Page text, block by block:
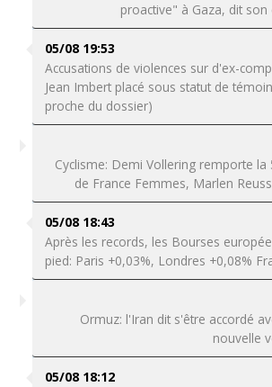
proactive" à Gaza, dit
05/08 19:53
Accusations de violences sur d'ex-
Jean Imbert placé sous statut de
proche du dossier)
Cyclisme: Demi Vollering remporte
de France Femmes, Marlen
05/08 18:43
Après les records, les Bourses
pied: Paris +0,03%, Londres +0,08%
Ormuz: l'Iran dit s'être accordé
nouvelle
05/08 18:12